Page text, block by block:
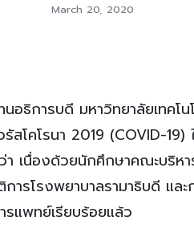
March 20, 2020
อธิการบดี มหาวิทยาลัยเทคโ
รัสโคโรนา 2019 (COVID-
า เนื่องด้วยนักศึกษาคณะบริห
ารโรงพยาบาลรามาธิบดี แล
แพทย์เรียบร้อยแล้ว